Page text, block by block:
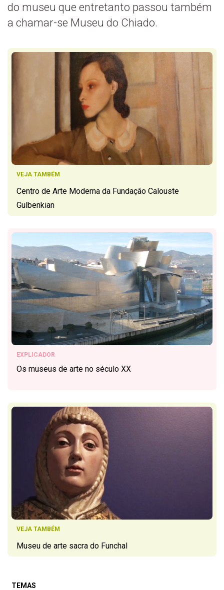
do museu que entretanto passou também
a chamar-se Museu do Chiado.
VEJA TAMBÉM
Centro de Arte Moderna da Fundação Calouste
Gulbenkian
EXPLICADOR
Os museus de arte no século XX
VEJA TAMBÉM
Museu de arte sacra do Funchal
TEMAS